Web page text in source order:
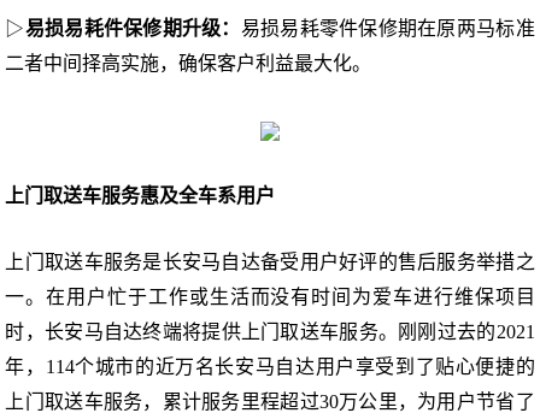
▷易损易耗件保修期升级： 易损易耗零件保修期在原两马标准
二者中间择高实施，确保客户利益最大化。
上门取送车服务惠及全车系用户
上门取送车服务是长安马自达备受用户好评的售后服务举措之
一。在用户忙于工作或生活而没有时间为爱车进行维保项目
时，长安马自达终端将提供上门取送车服务。刚刚过去的2021
年，114个城市的近万名长安马自达用户享受到了贴心便捷的
上门取送车服务，累计服务里程超过30万公里，为用户节省了